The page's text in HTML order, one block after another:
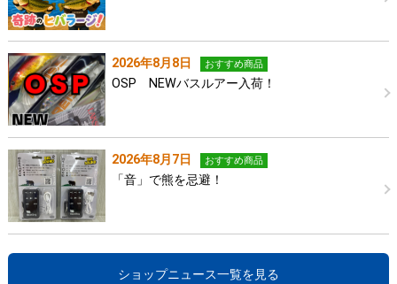
2026年8月8日 おすすめ商品
OSP NEWバスルアー入荷！
2026年8月7日 おすすめ商品
「音」で熊を忌避！
ショップニュース一覧を見る